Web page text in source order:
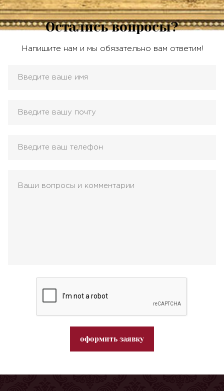
Остались вопросы?
Напишите нам и мы обязательно вам ответим!
оформить заявку